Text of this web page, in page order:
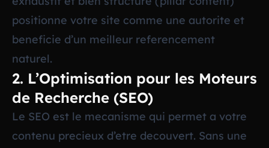
positionne votre site comme une autorite et
beneficie d’un meilleur referencement
naturel.
2. L’Optimisation pour les Moteurs
de Recherche (SEO)
Le SEO est le mecanisme qui permet a votre
contenu precieux d’etre decouvert. Sans une